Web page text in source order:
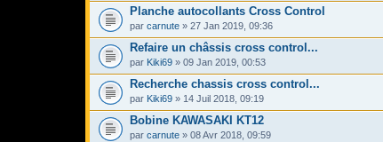
Planche autocollants Cross Control
par carnute » 27 Jan 2019, 09:36
Refaire un châssis cross control...
par Kiki69 » 09 Jan 2019, 00:53
Recherche chassis cross control...
par Kiki69 » 14 Juil 2018, 09:19
Bobine KAWASAKI KT12
par carnute » 08 Avr 2018, 09:59